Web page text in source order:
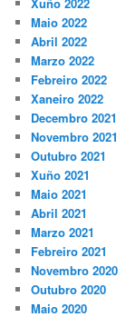
Maio 2022
Abril 2022
Marzo 2022
Febreiro 2022
Xaneiro 2022
Decembro 2021
Novembro 2021
Outubro 2021
Xuño 2021
Maio 2021
Abril 2021
Marzo 2021
Febreiro 2021
Novembro 2020
Outubro 2020
Maio 2020